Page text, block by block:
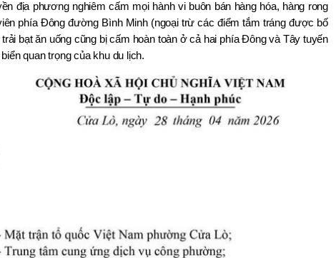
địa phương nghiêm cấm mọi hành vi buôn bán hàng hóa, hàng rong
phía Đông đường Bình Minh (ngoại trừ các điểm tắm tráng được bố
bạt ăn uống cũng bị cấm hoàn toàn ở cả hai phía Đông và Tây tuyến
quan trọng của khu du lịch.